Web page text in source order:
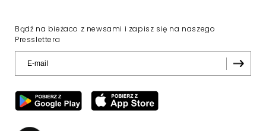
Bądź na bieżaco z newsami i zapisz się na naszego
Presslettera